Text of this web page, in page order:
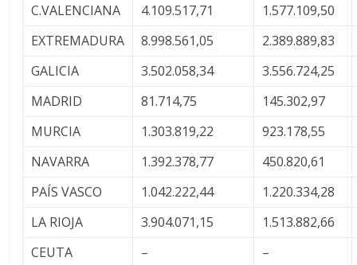
C.VALENCIANA
4.109.517,71
1.577.109,50
EXTREMADURA
8.998.561,05
2.389.889,83
GALICIA
3.502.058,34
3.556.724,25
MADRID
81.714,75
145.302,97
MURCIA
1.303.819,22
923.178,55
NAVARRA
1.392.378,77
450.820,61
PAÍS VASCO
1.042.222,44
1.220.334,28
LA RIOJA
3.904.071,15
1.513.882,66
CEUTA
–
–